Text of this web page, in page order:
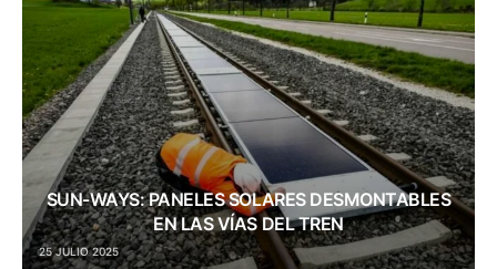
SUN-WAYS: PANELES SOLARES DESMONTABLES
EN LAS VÍAS DEL TREN
25 JULIO 2025